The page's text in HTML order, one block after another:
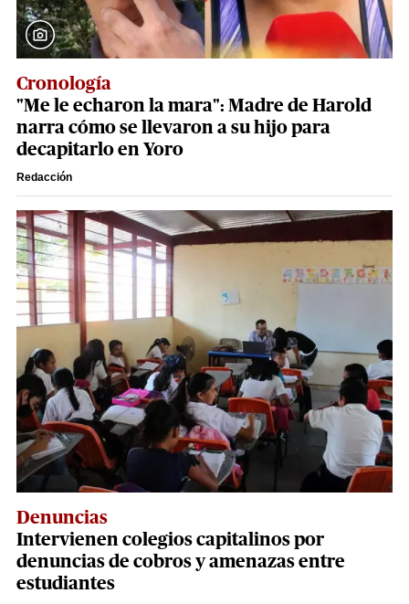
Cronología
"Me le echaron la mara": Madre de Harold
narra cómo se llevaron a su hijo para
decapitarlo en Yoro
Redacción
Denuncias
Intervienen colegios capitalinos por
denuncias de cobros y amenazas entre
estudiantes